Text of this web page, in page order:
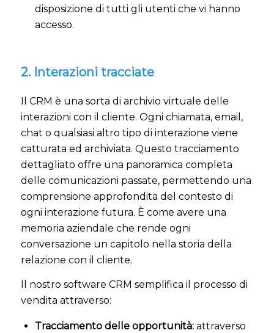
disposizione di tutti gli utenti che vi hanno
accesso.
2. Interazioni tracciate
Il CRM è una sorta di archivio virtuale delle
interazioni con il cliente. Ogni chiamata, email,
chat o qualsiasi altro tipo di interazione viene
catturata ed archiviata. Questo tracciamento
dettagliato offre una panoramica completa
delle comunicazioni passate, permettendo una
comprensione approfondita del contesto di
ogni interazione futura. È come avere una
memoria aziendale che rende ogni
conversazione un capitolo nella storia della
relazione con il cliente.
Il nostro software CRM semplifica il processo di
vendita attraverso:
Tracciamento delle opportunità:attraverso